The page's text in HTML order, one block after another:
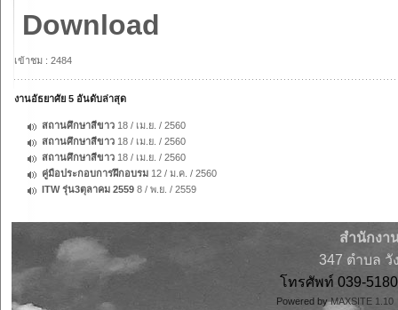
Download
เข้าชม : 2484
งานอัธยาศัย 5 อันดับล่าสุด
สถานศึกษาสีขาว 18 / เม.ย. / 2560
สถานศึกษาสีขาว 18 / เม.ย. / 2560
สถานศึกษาสีขาว 18 / เม.ย. / 2560
คู่มือประกอบการฝึกอบรม 12 / ม.ค. / 2560
ITW รุ่น3ตุลาคม 2559 8 / พ.ย. / 2559
สำนักงา
347 ตำบล วั
โทรศัพท์ 039-
Powered by MAXSITE